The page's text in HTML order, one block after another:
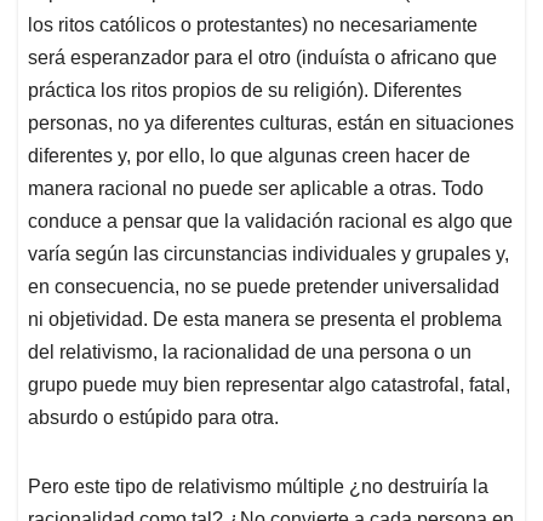
los ritos católicos o protestantes) no necesariamente
será esperanzador para el otro (induísta o africano que
práctica los ritos propios de su religión). Diferentes
personas, no ya diferentes culturas, están en situaciones
diferentes y, por ello, lo que al­gunas creen hacer de
manera racional no puede ser aplicable a otras. Todo
conduce a pensar que la validación racional es algo que
varía según las circunstancias individuales y grupales y,
en consecuencia, no se puede pretender universalidad
ni objetividad. De esta manera se presenta el problema
del relativismo, la racionalidad de una persona o un
grupo puede muy bien representar algo catastrofal, fatal,
absurdo o estúpido para otra.
Pero este tipo de relativismo múltiple ¿no destruiría la